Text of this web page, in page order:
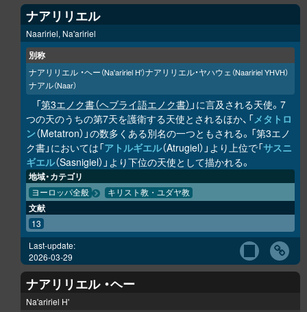
ナアリリエル
Naaririel, Na'aririel
別称
ナアリリエル ・ヘー（Na'aririel H'）ナアリリエル・ヤハウェ （Naaririel YHVH）
ナアル（Naar）
「第3エノク書（ヘブライ語エノク書） 」に言及される天使。7
つの天のうちの第7天を護衛する天使とされるほか、「メタトロ
ン（Metatron）」の数多くある別名の一つともされる。「第3エノ
ク書」においては「アトルギエル（Atrugiel）」より上位で「サスニ
ギエル（Sasnigiel）」より下位の天使として描かれる。
地域・カテゴリ
ヨーロッパ全般 キリスト教・ユダヤ教
文献
13
Last-update:
2026-03-29
ナアリリエル ・ヘー
Na'aririel H'